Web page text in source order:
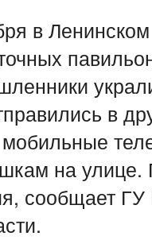
в
в
на улице.
сообщает